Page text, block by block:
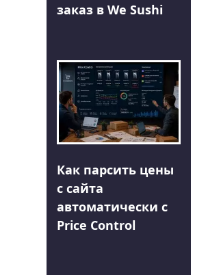
заказ в We Sushi
Как парсить цены
с сайта
автоматически с
Price Control